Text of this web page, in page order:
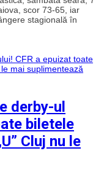
scor 73-65, iar
stagională în
derby-ul
biletele
Cluj nu le